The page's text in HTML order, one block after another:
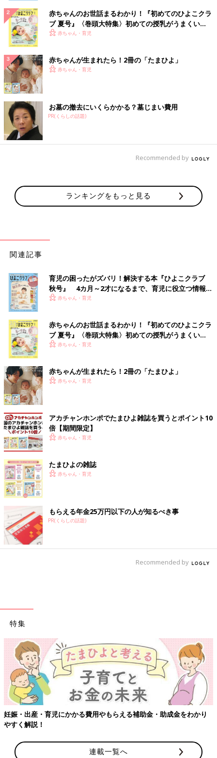
赤ちゃんのお世話まるわかり！『初めてのひよこクラ
ブ 夏号』〈巻頭大特集〉初めての授乳がうまくい
く！ おっぱい・ミルクの基本と夏のトラブル 解決テ
赤ちゃん・育児
赤ちゃんが生まれたら！2冊の「たまひよ」
赤ちゃん・育児
お墓の撤去にいくらかかる？墓じまい費用
PR(くらしの話題)
Recommended by
ランキングをもっと見る
関連記事
育児の困ったがズバリ！解決する本『ひよこクラブ
秋号』 4カ月～2才になるまで、育児に役立つ情報が
いっぱい！
赤ちゃん・育児
赤ちゃんのお世話まるわかり！『初めてのひよこクラ
ブ 夏号』〈巻頭大特集〉初めての授乳がうまくい
く！ おっぱい・ミルクの基本と夏のトラブル 解決テ
赤ちゃん・育児
赤ちゃんが生まれたら！2冊の「たまひよ」
赤ちゃん・育児
アカチャンホンポでたまひよ雑誌を買うとポイント10
倍【期間限定】
赤ちゃん・育児
たまひよの雑誌
赤ちゃん・育児
もらえる年金25万円以下の人が知るべき事
PR(くらしの話題)
Recommended by
特集
かかる費用やもらえる補助金・助成金をわかり
【ワクチン接種
連載一覧へ